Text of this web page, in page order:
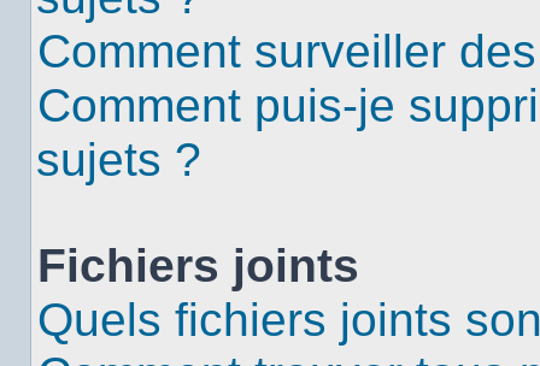
Comment surveiller
Comment puis-je
sujets ?
Fichiers joints
Quels fichiers joints